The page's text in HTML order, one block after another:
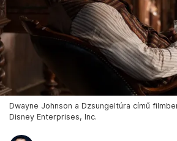
Dwayne Johnson a Dzsungeltúra című
Disney Enterprises, Inc.